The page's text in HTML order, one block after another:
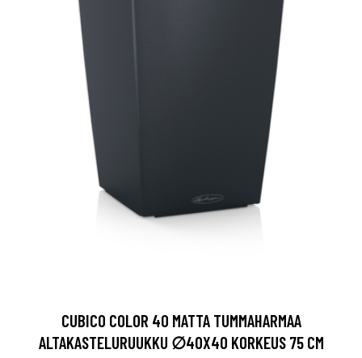
CUBICO COLOR 40 MATTA TUMMAHARMAA
ALTAKASTELURUUKKU ∅40X40 KORKEUS 75 CM